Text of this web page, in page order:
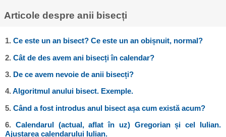
Articole despre anii bisecți
1.Ce este un an bisect? Ce este un an obișnuit, normal?
2.Cât de des avem ani bisecți în calendar?
3. De ce avem nevoie de anii bisecți?
4.Algoritmul anului bisect. Exemple.
5.Când a fost introdus anul bisect așa cum există acum?
6. Calendarul (actual, aflat în uz) Gregorian și cel Iulian.
Ajustarea calendarului Iulian.